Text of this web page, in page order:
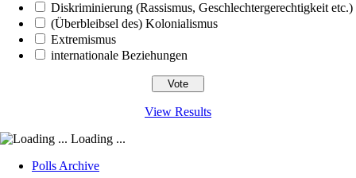
Diskriminierung (Rassismus, Geschlechtergerechtigkeit etc.)
(Überbleibsel des) Kolonialismus
Extremismus
internationale Beziehungen
View Results
Loading ...
Polls Archive